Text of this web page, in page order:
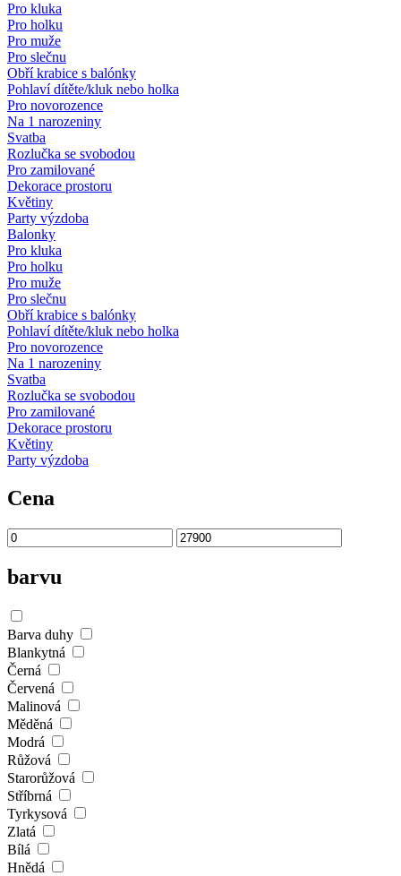
Pro kluka
Pro holku
Pro muže
Pro slečnu
Obří krabice s balónky
Pohlaví dítěte/kluk nebo holka
Pro novorozence
Na 1 narozeniny
Svatba
Rozlučka se svobodou
Pro zamilované
Dekorace prostoru
Květiny
Party výzdoba
Balonky
Pro kluka
Pro holku
Pro muže
Pro slečnu
Obří krabice s balónky
Pohlaví dítěte/kluk nebo holka
Pro novorozence
Na 1 narozeniny
Svatba
Rozlučka se svobodou
Pro zamilované
Dekorace prostoru
Květiny
Party výzdoba
Cena
barvu
Barva duhy
Blankytná
Černá
Červená
Malinová
Měděná
Modrá
Růžová
Starorůžová
Stříbrná
Tyrkysová
Zlatá
Bílá
Hnědá